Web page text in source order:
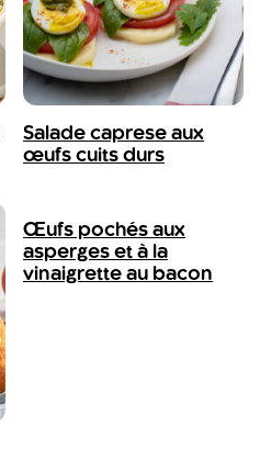
Salade caprese aux
œufs cuits durs
Œufs pochés aux
asperges et à la
vinaigrette au bacon